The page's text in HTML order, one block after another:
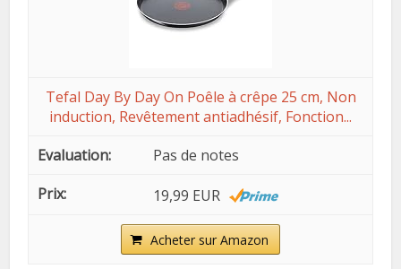
Tefal Day By Day On Poêle à crêpe 25 cm, Non
induction, Revêtement antiadhésif, Fonction...
Pas de notes
19,99 EUR
Acheter sur Amazon